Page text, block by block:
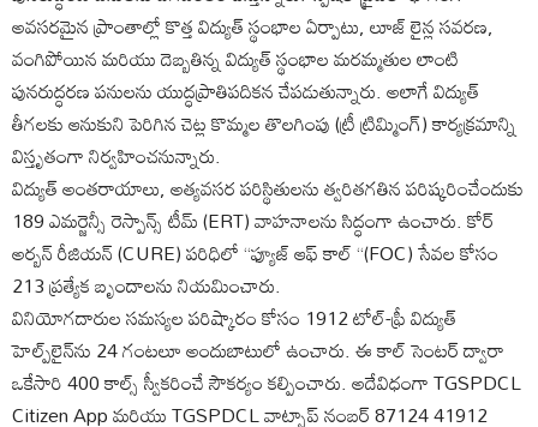
అవసరమైన ప్రాంతాల్లో కొత్త విద్యుత్ స్థంభాల ఏర్పాటు, లూజ్ లైన్ల సవరణ,
వంగిపోయిన మరియు దెబ్బతిన్న విద్యుత్ స్థంభాల మరమ్మతుల లాంటి
పునరుద్ధరణ పనులను యుద్ధప్రాతిపదికన చేపడుతున్నారు. అలాగే విద్యుత్
తీగలకు ఆనుకుని పెరిగిన చెట్ల కొమ్మల తొలగింపు (ట్రీ ట్రిమ్మింగ్) కార్యక్రమాన్ని
విస్తృతంగా నిర్వహించనున్నారు.
విద్యుత్ అంతరాయాలు, అత్యవసర పరిస్థితులను త్వరితగతిన పరిష్కరించేందుకు
189 ఎమర్జెన్సీ రెస్పాన్స్ టీమ్ (ERT) వాహనాలను సిద్ధంగా ఉంచారు. కోర్
అర్బన్ రీజియన్ (CURE) పరిధిలో “ఫ్యూజ్ ఆఫ్ కాల్ “(FOC) సేవల కోసం
213 ప్రత్యేక బృందాలను నియమించారు.
వినియోగదారుల సమస్యల పరిష్కారం కోసం 1912 టోల్-ఫ్రీ విద్యుత్
హెల్ప్‌లైన్‌ను 24 గంటలూ అందుబాటులో ఉంచారు. ఈ కాల్ సెంటర్ ద్వారా
ఒకేసారి 400 కాల్స్ స్వీకరించే సౌకర్యం కల్పించారు. అదేవిధంగా TGSPDCL
Citizen App మరియు TGSPDCL వాట్సాప్ నంబర్ 87124 41912